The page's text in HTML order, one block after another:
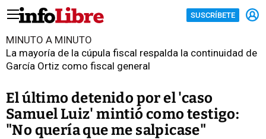
SUSCRÍBETE
MINUTO A MINUTO
La mayoría de la cúpula fiscal respalda la continuidad de
García Ortiz como fiscal general
El último detenido por el 'caso
Samuel Luiz' mintió como testigo:
"No quería que me salpicase"